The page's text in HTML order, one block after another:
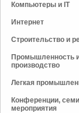
Компьютеры и IT
Интернет
Строительство и
Промышленность
производство
Легкая
Конференции,
мероприятия